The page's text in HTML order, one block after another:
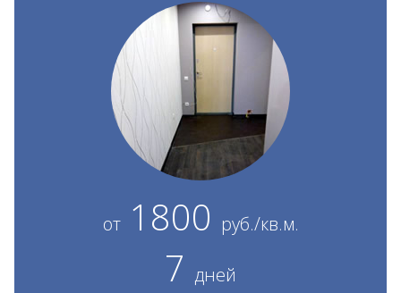
от1800 руб./кв.м.
7 дней